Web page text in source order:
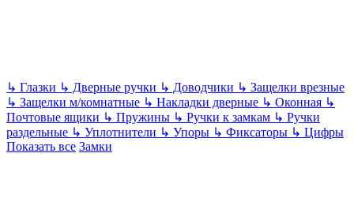
↳ Глазки ↳ Дверные ручки ↳ Доводчики ↳ Защелки врезные
↳ Защелки м/комнатные ↳ Накладки дверные ↳ Оконная ↳
Почтовые ящики ↳ Пружины ↳ Ручки к замкам ↳ Ручки
раздельные ↳ Уплотнители ↳ Упоры ↳ Фиксаторы ↳ Цифры
Показать все Замки